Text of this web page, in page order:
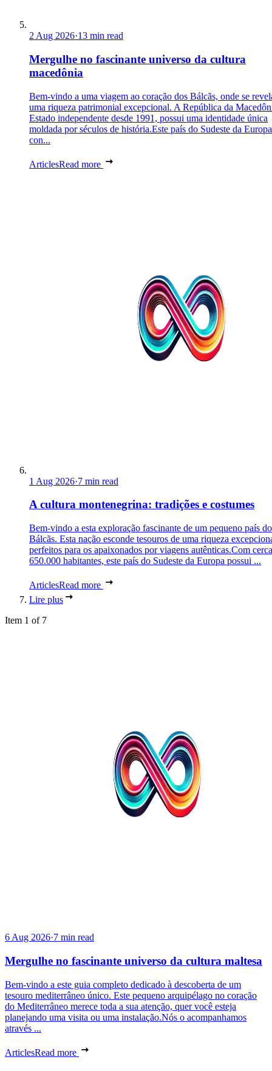
2 Aug 2026·13 min read
Mergulhe no fascinante universo da cultura
macedônia
Bem-vindo a uma viagem ao coração dos Bálcãs, onde se
uma riqueza patrimonial excepcional. A República da
Estado independente desde 1991, possui uma identidade única
moldada por séculos de história.Este país do Sudeste da Europa
con...
ArticlesRead more
1 Aug 2026·7 min read
A cultura montenegrina: tradições e costumes
Bem-vindo a esta exploração fascinante de um pequeno país
Bálcãs. Esta nação esconde tesouros de uma riqueza
perfeitos para os apaixonados por viagens autênticas.Com
650.000 habitantes, este país do Sudeste da Europa possui ...
ArticlesRead more
Lire plus
Item 1 of 7
6 Aug 2026·7 min read
Mergulhe no fascinante universo da cultura maltesa
Bem-vindo a este guia completo dedicado à descoberta de um
tesouro mediterrâneo único. Este pequeno arquipélago no coração
do Mediterrâneo merece toda a sua atenção, quer você esteja
planejando uma visita ou uma instalação.Nós o acompanhamos
através ...
ArticlesRead more